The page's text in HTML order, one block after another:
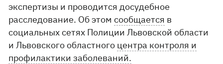
экспертизы и проводится досудебное
расследование. Об этомсообщается в
социальных сетях Полиции Львовской области
и Львовского областного центра контроля и
профилактики заболеваний.